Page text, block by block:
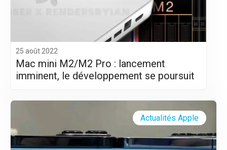
25 août 2022
Mac mini M2/M2 Pro : lancement
imminent, le développement se poursuit
Actualités Apple